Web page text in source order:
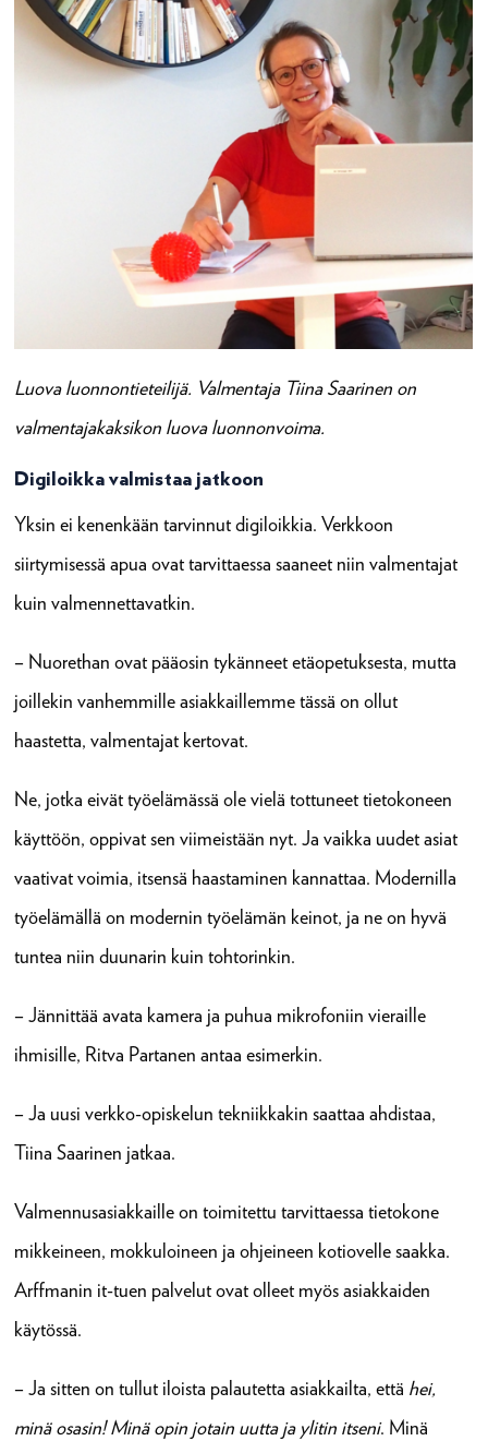
Luova luonnontieteilijä. Valmentaja Tiina Saarinen on
valmentajakaksikon luova luonnonvoima.
Digiloikka valmistaa jatkoon
Yksin ei kenenkään tarvinnut digiloikkia. Verkkoon
siirtymisessä apua ovat tarvittaessa saaneet niin valmentajat
kuin valmennettavatkin.
– Nuorethan ovat pääosin tykänneet etäopetuksesta, mutta
joillekin vanhemmille asiakkaillemme tässä on ollut
haastetta, valmentajat kertovat.
Ne, jotka eivät työelämässä ole vielä tottuneet tietokoneen
käyttöön, oppivat sen viimeistään nyt. Ja vaikka uudet asiat
vaativat voimia, itsensä haastaminen kannattaa. Modernilla
työelämällä on modernin työelämän keinot, ja ne on hyvä
tuntea niin duunarin kuin tohtorinkin.
– Jännittää avata kamera ja puhua mikrofoniin vieraille
ihmisille, Ritva Partanen antaa esimerkin.
– Ja uusi verkko-opiskelun tekniikkakin saattaa ahdistaa,
Tiina Saarinen jatkaa.
Valmennusasiakkaille on toimitettu tarvittaessa tietokone
mikkeineen, mokkuloineen ja ohjeineen kotiovelle saakka.
Arffmanin it-tuen palvelut ovat olleet myös asiakkaiden
käytössä.
– Ja sitten on tullut iloista palautetta asiakkailta, että hei,
minä osasin! Minä opin jotain uutta ja ylitin itseni. Minä